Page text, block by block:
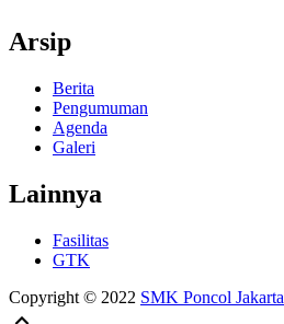
Arsip
Berita
Pengumuman
Agenda
Galeri
Lainnya
Fasilitas
GTK
Copyright © 2022 SMK Poncol Jakarta